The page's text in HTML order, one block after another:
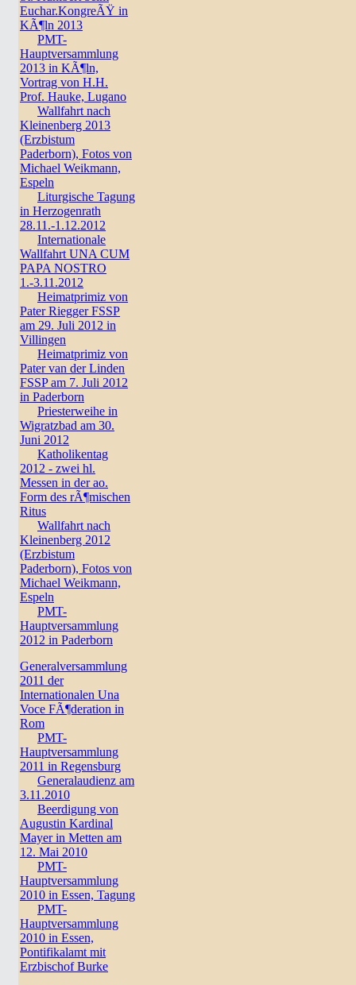
Euchar.KongreÃŸ in
KÃ¶ln 2013
PMT-
Hauptversammlung
2013 in KÃ¶ln,
Vortrag von H.H.
Prof. Hauke, Lugano
Wallfahrt nach
Kleinenberg 2013
(Erzbistum
Paderborn), Fotos von
Michael Weikmann,
Espeln
Liturgische Tagung
in Herzogenrath
28.11.-1.12.2012
Internationale
Wallfahrt UNA CUM
PAPA NOSTRO
1.-3.11.2012
Heimatprimiz von
Pater Riegger FSSP
am 29. Juli 2012 in
Villingen
Heimatprimiz von
Pater van der Linden
FSSP am 7. Juli 2012
in Paderborn
Priesterweihe in
Wigratzbad am 30.
Juni 2012
Katholikentag
2012 - zwei hl.
Messen in der ao.
Form des rÃ¶mischen
Ritus
Wallfahrt nach
Kleinenberg 2012
(Erzbistum
Paderborn), Fotos von
Michael Weikmann,
Espeln
PMT-
Hauptversammlung
2012 in Paderborn
Generalversammlung
2011 der
Internationalen Una
Voce FÃ¶deration in
Rom
PMT-
Hauptversammlung
2011 in Regensburg
Generalaudienz am
3.11.2010
Beerdigung von
Augustin Kardinal
Mayer in Metten am
12. Mai 2010
PMT-
Hauptversammlung
2010 in Essen, Tagung
PMT-
Hauptversammlung
2010 in Essen,
Pontifikalamt mit
Erzbischof Burke